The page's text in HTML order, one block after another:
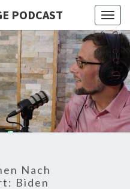
PODCAST
DAS IST
EINE
GUTE
FRAGE
Von Cornelia Und
Volker
– Der
Podcast Zur
Klimakrise Und
Energiewende-
Fakten Und
Hintergründe
Nach
Biden